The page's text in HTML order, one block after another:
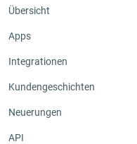
Übersicht
Apps
Integrationen
Kundengeschichten
Neuerungen
API